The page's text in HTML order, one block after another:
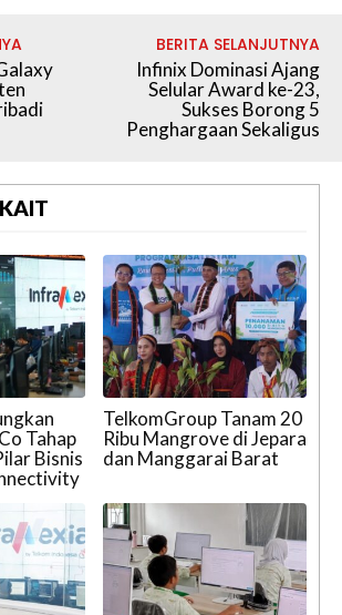
BERITA SELANJUTNYA
Infinix Dominasi Ajang
Selular Award ke-23,
Sukses Borong 5
Penghargaan Sekaligus
Tahap
Bisnis
TelkomGroup Tanam 20
Ribu Mangrove di Jepara
dan Manggarai Barat